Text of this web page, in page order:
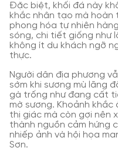
Đặc biệt, khối đá này
khắc nhân tạo mà
phong hóa tự nhiên
sóng, chi tiết giống như
không ít du khách ngỡ
thực.
Người dân địa phương
sớm khi sương mù lãng
gà trống như đang cất
mờ sương. Khoảnh
thị giác mà còn gợi nên
thành nguồn cảm hứng
nhiếp ảnh và hội họa
Sơn.